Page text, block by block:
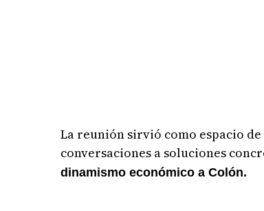
La reunión sirvió como espacio
conversaciones a soluciones
dinamismo económico a Colón.